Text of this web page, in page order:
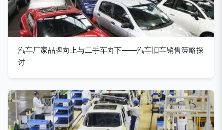
汽车厂家品牌向上与二手车向下——汽车旧车销售策略探
讨